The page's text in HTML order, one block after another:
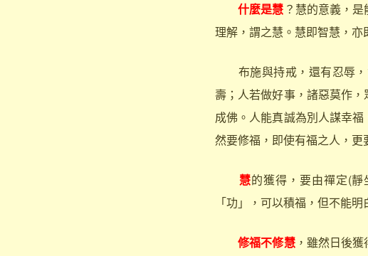
什麼是慧 ？慧的意義，
理解，謂之慧。慧即智慧，亦
布施與持戒，還有忍辱，
壽；人若做好事，諸惡莫作
成佛。人能真誠為別人謀幸
然要修福，即使有福之人，更
慧的獲得，要由禪定(
「功」，可以積福，但不能
修福不修慧，雖然日後